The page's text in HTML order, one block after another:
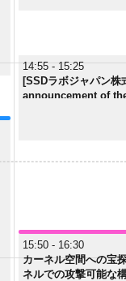
14:55 - 15:25
[SSDラボジャパン株
announcement of
15:50 - 16:30
カーネル空間への宝
ネルでの攻撃可能な